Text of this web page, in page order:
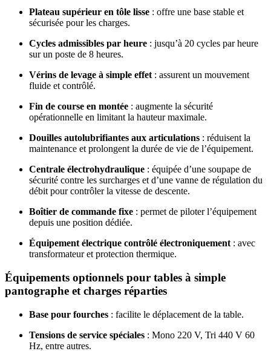
Plateau supérieur en tôle lisse : offre une base stable et
sécurisée pour les charges.
Cycles admissibles par heure : jusqu’à 20 cycles par heure
sur un poste de 8 heures.
Vérins de levage à simple effet : assurent un mouvement
fluide et contrôlé.
Fin de course en montée : augmente la sécurité
opérationnelle en limitant la hauteur maximale.
Douilles autolubrifiantes aux articulations : réduisent la
maintenance et prolongent la durée de vie de l’équipement.
Centrale électrohydraulique : équipée d’une soupape de
sécurité contre les surcharges et d’une vanne de régulation du
débit pour contrôler la vitesse de descente.
Boîtier de commande fixe : permet de piloter l’équipement
depuis une position dédiée.
Équipement électrique contrôlé électroniquement : avec
transformateur et protection thermique.
Équipements optionnels pour tables à simple
pantographe et charges réparties
Base pour fourches : facilite le déplacement de la table.
Tensions de service spéciales : Mono 220 V, Tri 440 V 60
Hz, entre autres.